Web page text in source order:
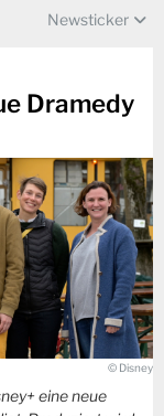
Newsticker
Dramedy
© Disney
eine neue